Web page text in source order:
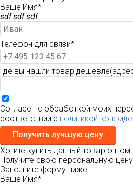
Ваше Имя*
sdf sdf sdf
Телефон для связи*
Где вы нашли товар
Согласен с обработкой моих
соответствии с политикой
Получить лучшую цену
Хотите купить данный товар
Получите свою персональную
Заполните форму ниже:
Ваше Имя*